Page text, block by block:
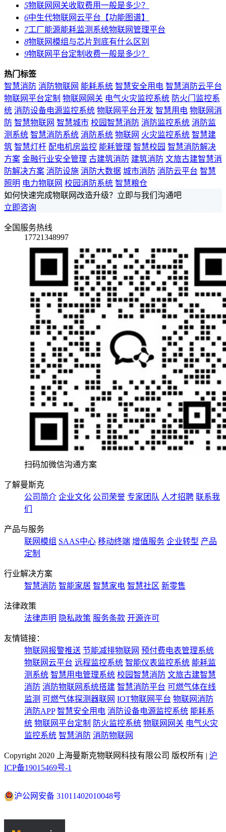
5物联网网关收取费用一般是多少？
6中生代物联网云平台【功能图谱】
7工厂能源能耗监测系统物联网管理平台
8物联网模组与芯片到底有什么区别
9物联网平台定制收费一般是多少？
热门标签
智慧消防 消防物联网 能耗系统 智慧安全用电 智慧消防云平台
物联网平台定制 物联网网关 电气火灾监控系统 防火门监控系
统 消防设备电源监控系统 物联网平台开发 智慧用电 物联网消
防 智慧物联网 智慧城市 校园智慧消防 消防监控系统 消防监
测系统 智慧消防系统 消防系统 物联网 火灾监控系统 智慧建
筑 智慧灯杆 配电机房监控 能耗管理 智慧校园 智慧消防解决
方案 金融行业安全管理 古建筑消防 建筑消防 文旅古建智慧消
防解决方案 消防设施 消防大数据 城市消防 消防云平台 智慧
照明 电力物联网 校园消防系统 智慧粮仓
如何快速完成物联网改造升级？立即与我们沟通吧
立即咨询
全国服务热线
17721348997
扫码加微信沟通方案
了解曼斯克
公司简介 企业文化 公司荣誉 专家团队 人才招聘 联系我
们
产品与服务
联网模组 SAAS中心 移动终端 增值服务 企业转型 产品
定制
行业解决方案
智慧消防 智能家居 智慧家电 智慧社区 新零售
法律政策
法律声明 隐私政策 服务条款 开源许可
友情链接：
物联网报警推送 节能减排物联网 预付费电表管理系统
物联网云平台 远程监控系统 智能仪表监控系统 能耗监
测系统 智慧用电管理系统 校园智慧消防 文旅古建智慧
消防 消防物联网系统搭建 智慧消防平台 可燃气体在线
监测 可燃气体探测器联网 IOT物联网平台 物联网消防
消防APP 智慧安全用电 消防设备电源监控系统 能耗系
统 物联网平台定制 防火监控系统 物联网网关 电气火灾
监控系统 智慧消防 消防物联网
Copyright 2020 上海曼斯克物联网科技有限公司 版权所有 | 沪
ICP备19015469号-1
沪公网安备 31011402010048号